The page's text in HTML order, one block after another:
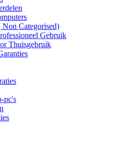
Non Categorised)
Gebruik
Thuisgebruik
pc's